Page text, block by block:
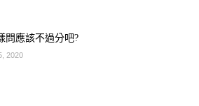
問應該不過分吧?
2020